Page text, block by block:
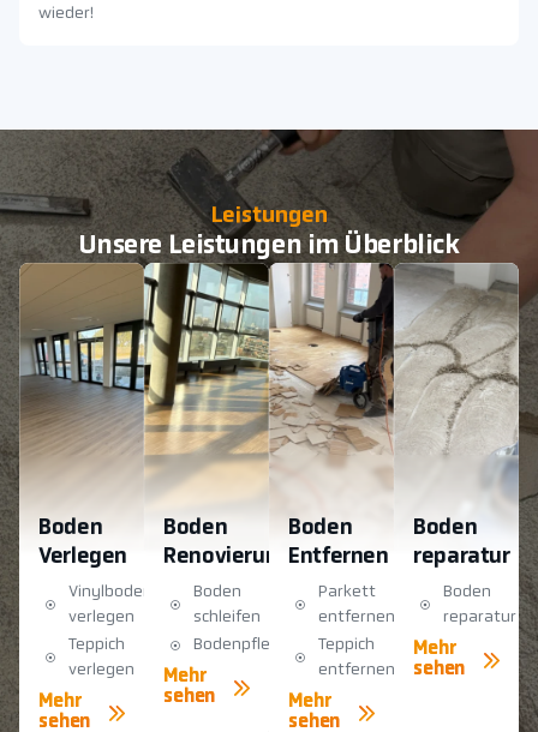
wieder!
Leistungen
Unsere Leistungen im Überblick
Boden
Verlegen
Vinylboden
verlegen
Teppich
verlegen
Mehr
sehen
Boden
Renovierung
Boden
schleifen
Bodenpflege
Mehr
sehen
Boden
Entfernen
Parkett
entfernen
Teppich
entfernen
Mehr
sehen
Boden
reparatur
Boden
reparatur
Mehr
sehen